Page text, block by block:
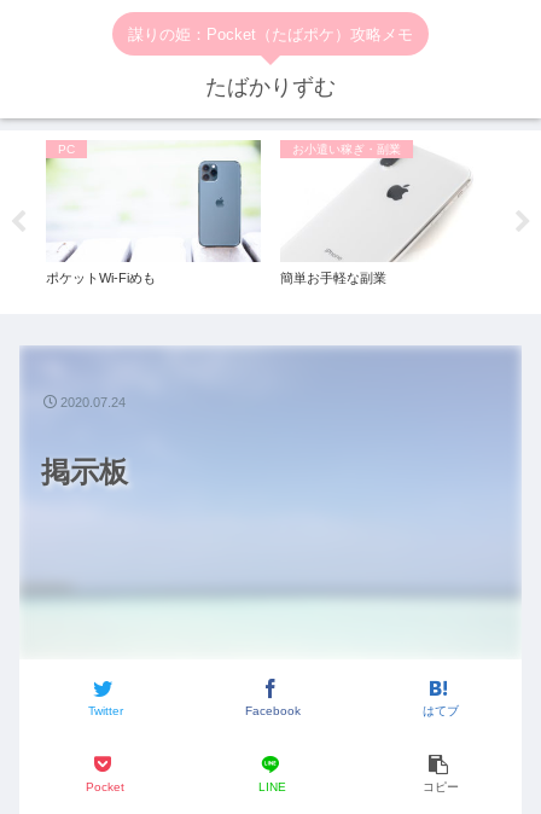
謀りの姫：Pocket（たばポケ）攻略メモ
たばかりずむ
PC
ポケットWi-Fiめも
お小遣い稼ぎ・副業
簡単お手軽な副業
掲示板
Twitter Facebook はてブ
Pocket LINE コピー
2020.07.24